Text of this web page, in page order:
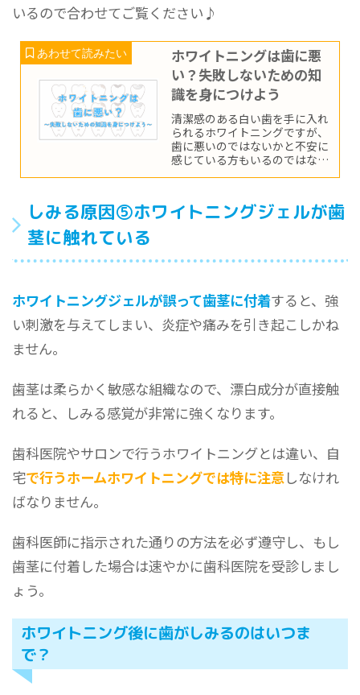
いるので合わせてご覧ください♪
ホワイトニングは歯に悪
い？失敗しないための知
識を身につけよう
清潔感のある白い歯を手に入れ
られるホワイトニングですが、
歯に悪いのではないかと不安に
感じている方もいるのではない
でしょうか。そこで今回は、ホ
うか、そして失敗しないための
注意ポイントについてご紹介し
しみる原因⑤ホワイトニングジェルが歯
茎に触れている
ホワイトニングジェルが誤って歯茎に付着すると、強
い刺激を与えてしまい、炎症や痛みを引き起こしかね
ません。
歯茎は柔らかく敏感な組織なので、漂白成分が直接触
れると、しみる感覚が非常に強くなります。
歯科医院やサロンで行うホワイトニングとは違い、自
宅で行うホームホワイトニングでは特に注意しなけれ
ばなりません。
歯科医師に指示された通りの方法を必ず遵守し、もし
歯茎に付着した場合は速やかに歯科医院を受診しまし
ょう。
ホワイトニング後に歯がしみるのはいつま
で？